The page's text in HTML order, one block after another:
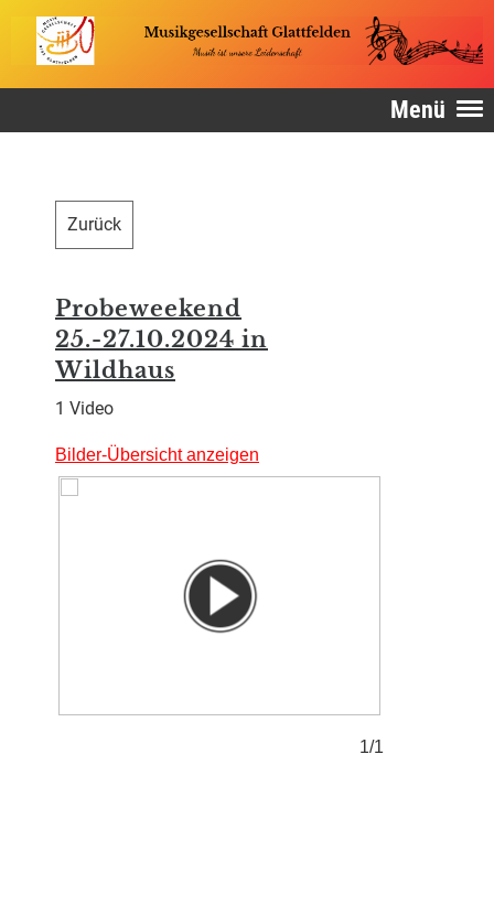
Menü
Zurück
Probeweekend
25.-27.10.2024 in
Wildhaus
1 Video
Bilder-Übersicht anzeigen
1/1